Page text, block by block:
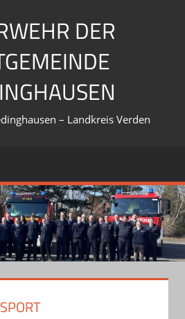
DER
– Landkreis Verden
SPORT